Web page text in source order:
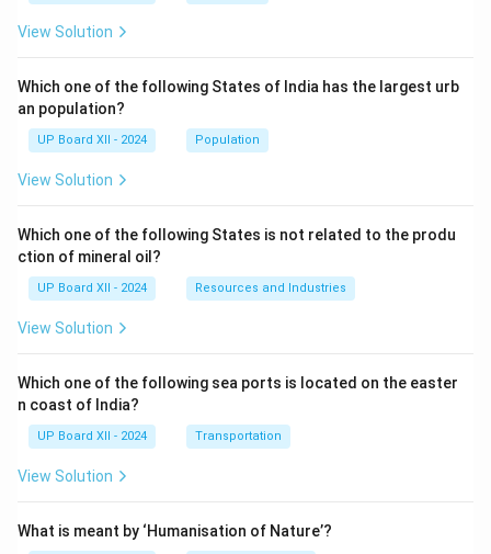
View Solution
Which one of the following States of India has the largest urb
an population?
UP Board XII - 2024 Population
View Solution
Which one of the following States is not related to the produ
ction of mineral oil?
UP Board XII - 2024 Resources and Industries
View Solution
Which one of the following sea ports is located on the easter
n coast of India?
UP Board XII - 2024 Transportation
View Solution
What is meant by ‘Humanisation of Nature’?